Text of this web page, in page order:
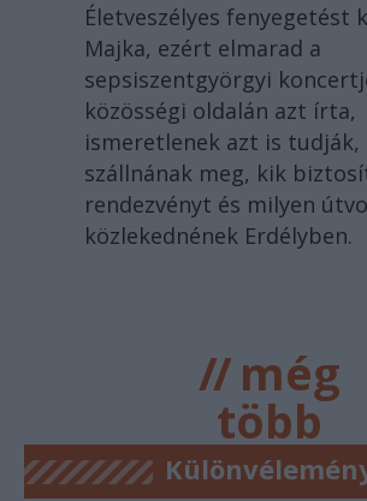
Életveszélyes fenyegetést
Majka, ezért elmarad a
sepsiszentgyörgyi
közösségi oldalán azt írta,
ismeretlenek azt is tudják,
szállnának meg, kik
rendezvényt és milyen
közlekednének Erdélyben.
//még
több
főtér.ro